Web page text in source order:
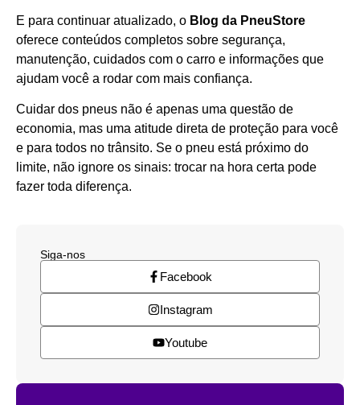
E para continuar atualizado, o Blog da PneuStore
oferece conteúdos completos sobre segurança,
manutenção, cuidados com o carro e informações que
ajudam você a rodar com mais confiança.
Cuidar dos pneus não é apenas uma questão de
economia, mas uma atitude direta de proteção para você
e para todos no trânsito. Se o pneu está próximo do
limite, não ignore os sinais: trocar na hora certa pode
fazer toda diferença.
Siga-nos
Facebook
Instagram
Youtube